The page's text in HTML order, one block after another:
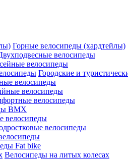
Горные велосипеды (хардтейлы)
велосипеды
велосипеды
Городские и
велосипеды
велосипеды
велосипеды
BMX
велосипеды
велосипеды
Fat bike
Велосипеды на литых колесах